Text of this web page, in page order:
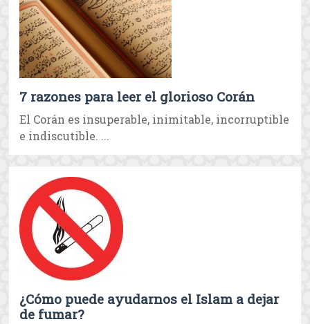
7 razones para leer el glorioso Corán
El Corán es insuperable, inimitable, incorruptible
e indiscutible. ...
¿Cómo puede ayudarnos el Islam a dejar
de fumar?